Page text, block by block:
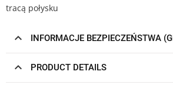
tracą połysku
INFORMACJE BEZPIECZEŃSTWA
PRODUCT DETAILS